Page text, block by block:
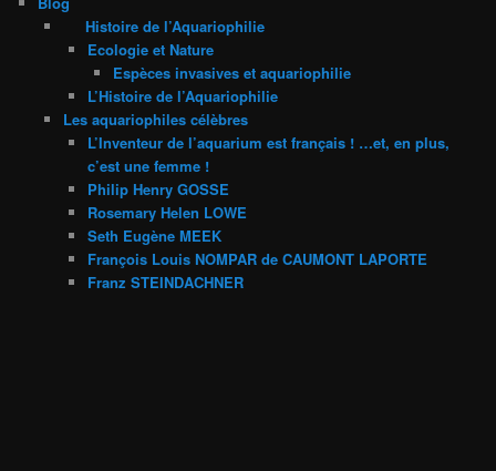
Histoire de l’Aquariophilie
Ecologie et Nature
Espèces invasives et aquariophilie
L’Histoire de l’Aquariophilie
Les aquariophiles célèbres
L’Inventeur de l’aquarium est français ! …et, en plus,
c’est une femme !
Philip Henry GOSSE
Rosemary Helen LOWE
Seth Eugène MEEK
François Louis NOMPAR de CAUMONT LAPORTE
Franz STEINDACHNER